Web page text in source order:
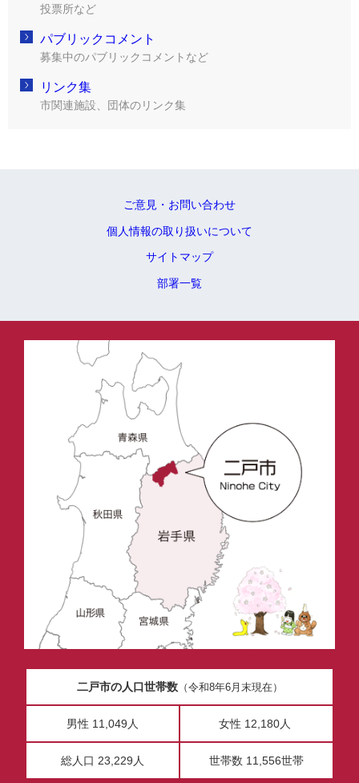
投票所など
パブリックコメント
募集中のパブリックコメントなど
リンク集
市関連施設、団体のリンク集
ご意見・お問い合わせ
個人情報の取り扱いについて
サイトマップ
部署一覧
二戸市の人口世帯数（令和8年6月末現在）
男性 11,049人 女性 12,180人
総人口 23,229人 世帯数 11,556世帯